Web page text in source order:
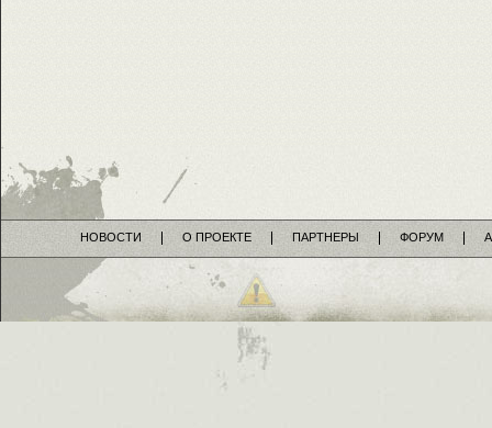
НОВОСТИ О ПРОЕКТЕ ПАРТНЕРЫ ФОРУМ